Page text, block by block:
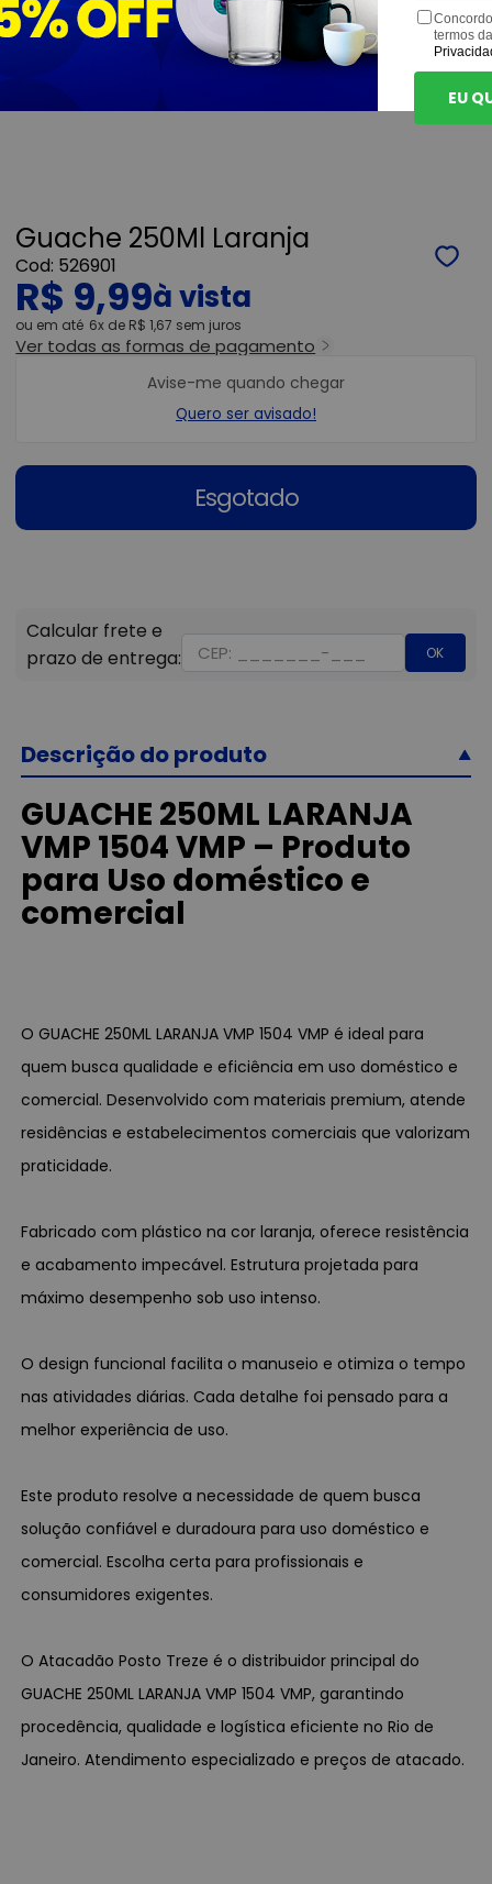
Guache 250Ml Laranja
526901
R$ 9,99
ou 6x de R$ 1,67 sem juros
Ver todas as formas de pagamento
Esgotado
Avise-me quando chegar
Quero ser avisado!
OK
Descrição do produto
GUACHE 250ML LARANJA
VMP 1504 VMP – Produto
para Uso doméstico e
comercial
O GUACHE 250ML LARANJA VMP 1504 VMP é ideal para
quem busca qualidade e eficiência em uso doméstico e
comercial. Desenvolvido com materiais premium, atende
residências e estabelecimentos comerciais que valorizam
praticidade.
Fabricado com plástico na cor laranja, oferece resistência
e acabamento impecável. Estrutura projetada para
máximo desempenho sob uso intenso.
O design funcional facilita o manuseio e otimiza o tempo
nas atividades diárias. Cada detalhe foi pensado para a
melhor experiência de uso.
Este produto resolve a necessidade de quem busca
solução confiável e duradoura para uso doméstico e
comercial. Escolha certa para profissionais e
consumidores exigentes.
O Atacadão Posto Treze é o distribuidor principal do
GUACHE 250ML LARANJA VMP 1504 VMP, garantindo
procedência, qualidade e logística eficiente no Rio de
Janeiro. Atendimento especializado e preços de atacado.
termos
EU